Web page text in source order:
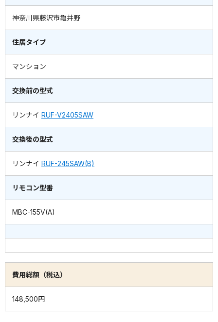
神奈川県藤沢市亀井野
住居タイプ
マンション
交換前の型式
リンナイ RUF-V2405SAW
交換後の型式
リンナイ RUF-245SAW(B)
リモコン型番
MBC-155V(A)
費用総額（税込）
148,500円